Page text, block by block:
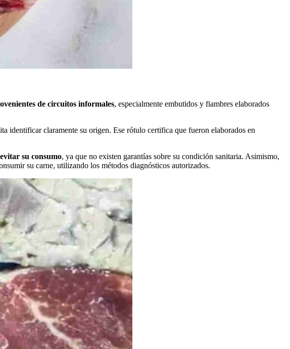
de circuitos informales, especialmente embutidos y fiambres elaborados
identificar claramente su origen. Ese rótulo certifica que fueron elaborados en
su consumo, ya que no existen garantías sobre su condición sanitaria. Asimismo,
su carne, utilizando los métodos diagnósticos autorizados.